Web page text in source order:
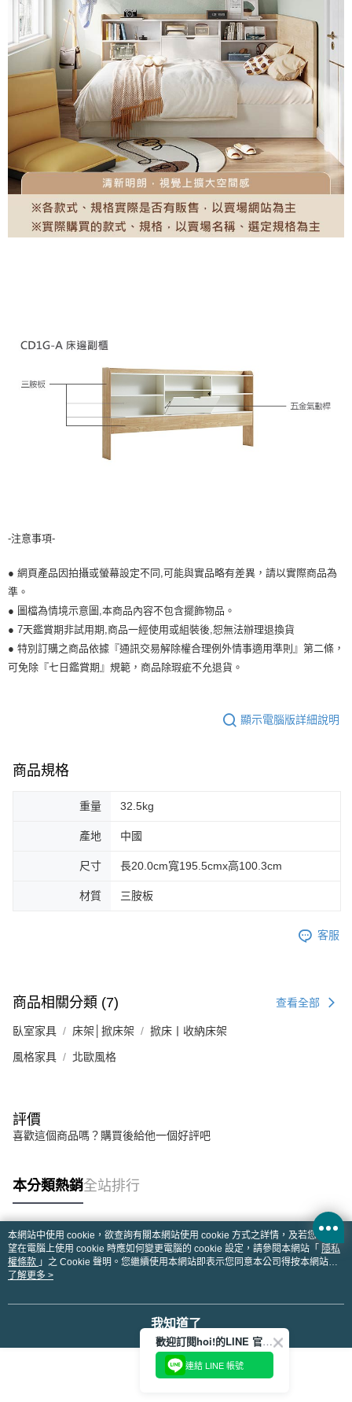
-注意事項-
● 網頁產品因拍攝或螢幕設定不同,可能與實品略有差異，請以實際商品為
準。
● 圖檔為情境示意圖,本商品內容不包含擺飾物品。
● 7天鑑賞期非試用期,商品一經使用或組裝後,恕無法辦理退換貨
● 特別訂購之商品依據『通訊交易解除權合理例外情事適用準則』第二條，
可免除『七日鑑賞期』規範，商品除瑕疵不允退貨。
顯示電腦版詳細說明
商品規格
重量 32.5kg
產地 中國
尺寸 長20.0cm寬195.5cmx高100.3cm
材質 三胺板
客服
商品相關分類 (7) 查看全部
臥室家具 床架│掀床架 掀床丨收納床架
風格家具 北歐風格
評價
喜歡這個商品嗎？購買後給他一個好評吧
本分類熱銷全站排行
熱門標籤
本網站中使用 cookie，欲查詢有關本網站使用 cookie 方式之詳情，及若您不希
望在電腦上使用 cookie 時應如何變更電腦的 cookie 設定，請參閱本網站「 隱私
權條款 」之 Cookie 聲明。您繼續使用本網站即表示您同意本公司得按本網站使
用條款之 Cookie 聲明使用 cookie。
了解更多 >
我知道了
歡迎訂閱hoi!的LINE 官方帳號
連結 LINE 帳號